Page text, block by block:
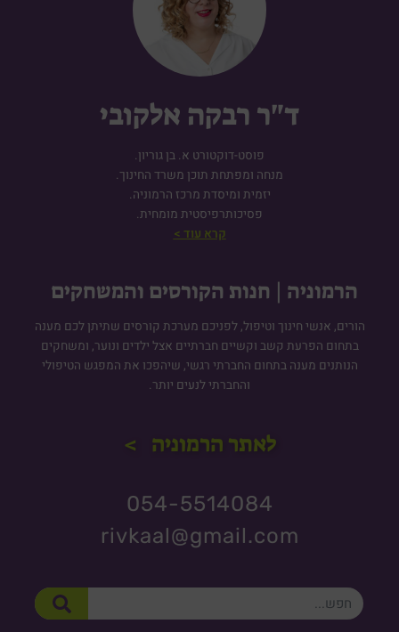
ד"ר רבקה אלקובי
פוסט-דוקטורט א. בן גוריון.
מנחה ומפתחת תוכן משרד החינוך.
יזמית ומיסדת מרכז הרמוניה.
פסיכותרפיסטית מומחית.
קרא עוד >
הרמוניה | חנות הקורסים והמשחקים
הורים, אנשי חינוך וטיפול, לפניכם מערכת קורסים שתיתן לכם מענה
בתחום הפרעת קשב וקשיים חברתיים אצל ילדים ונוער, ומשחקים
הנותנים מענה בתחום החברתי רגשי, שיהפכו את המפגש הטיפולי
והחברתי לנעים יותר.
לאתר הרמוניה >
054-5514084
rivkaal@gmail.com
חיפוש